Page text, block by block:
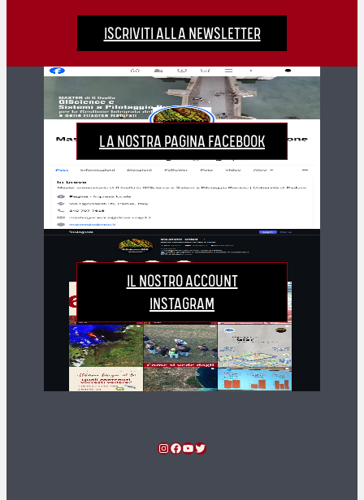
LA NOSTRA PAGINA FACEBOOK
ISCRIVITI ALLA NEWSLETTER
IL NOSTRO ACCOUNT
INSTAGRAM
Instagram
Facebook
YouTube
Twitter